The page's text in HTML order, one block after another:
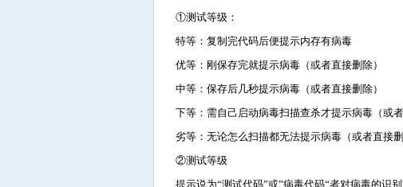
①测试等级：
特等：复制完代码后便提示内存有病毒
优等：刚保存完就提示病毒（或者直接删除）
中等：保存后几秒提示病毒（或者直接删除）
下等：需自己启动病毒扫描查杀才提示病毒（或者
劣等：无论怎么扫描都无法提示病毒（或者直接删
②测试等级
提示说为“测试代码”或”病毒代码“者对病毒的识